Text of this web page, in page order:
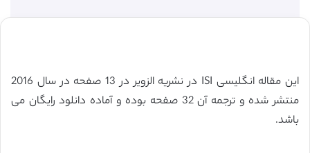
این مقاله انگلیسی ISI در نشریه الزویر در 13 صفحه در سال 2016
منتشر شده و ترجمه آن 32 صفحه بوده و آماده دانلود رایگان می
باشد.